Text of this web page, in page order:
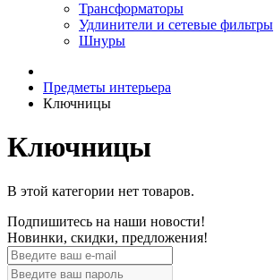
Трансформаторы
Удлинители и сетевые фильтры
Шнуры
Предметы интерьера
Ключницы
Ключницы
В этой категории нет товаров.
Подпишитесь на наши новости!
Новинки, скидки, предложения!